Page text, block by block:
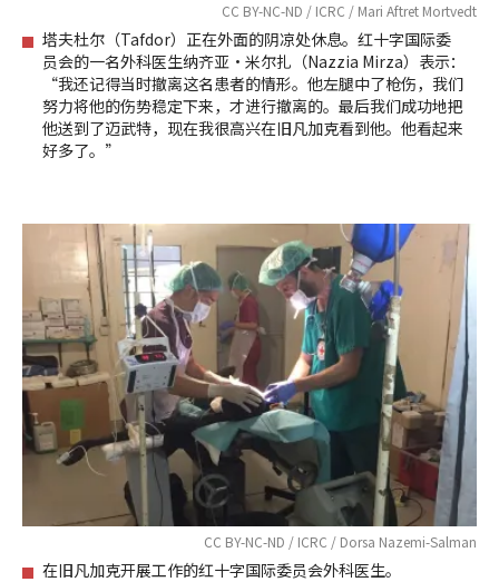
CC BY-NC-ND / ICRC / Mari Aftret Mortvedt
塔夫杜尔（Tafdor）正在外面的阴凉处休息。红十字国际委
员会的一名外科医生纳齐亚•米尔扎（Nazzia Mirza）表示：
“我还记得当时撤离这名患者的情形。他左腿中了枪伤，我们
努力将他的伤势稳定下来，才进行撤离的。最后我们成功地把
他送到了迈武特，现在我很高兴在旧凡加克看到他。他看起来
好多了。”
CC BY-NC-ND / ICRC / Dorsa Nazemi-Salman
在旧凡加克开展工作的红十字国际委员会外科医生。